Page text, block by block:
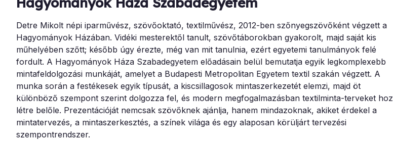
Detre Mikolt népi iparművész, szövőoktató, textilművész, 2012-ben szőnyegszövőként végzett a
Hagyományok Házában. Vidéki mesterektől tanult, szövőtáborokban gyakorolt, majd saját kis
műhelyében szőtt; később úgy érezte, még van mit tanulnia, ezért egyetemi tanulmányok felé
fordult. A Hagyományok Háza Szabadegyetem előadásain belül bemutatja egyik legkomplexebb
mintafeldolgozási munkáját, amelyet a Budapesti Metropolitan Egyetem textil szakán végzett. A
munka során a festékesek egyik típusát, a kiscsillagosok mintaszerkezetét elemzi, majd öt
különböző szempont szerint dolgozza fel, és modern megfogalmazásban textilminta-terveket hoz
létre belőle. Prezentációját nemcsak szövőknek ajánlja, hanem mindazoknak, akiket érdekel a
mintatervezés, a mintaszerkesztés, a színek világa és egy alaposan körüljárt tervezési
szempontrendszer.